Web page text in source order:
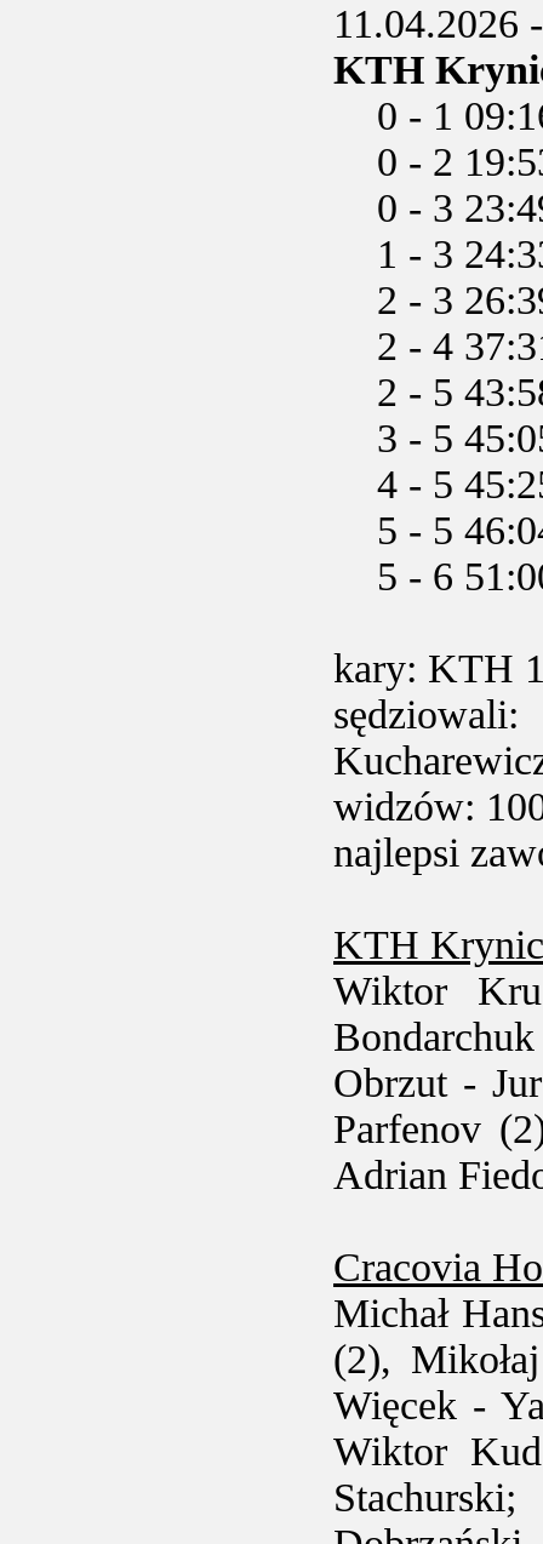
11.04.2026
KTH
0 - 1
0 - 2
0 - 3
1 - 3
2 - 3
2 - 4
2 - 5
3 - 5
4 - 5
5 - 5
5 - 6
kary: KTH
widzów:
najlepsi
KTH
Wiktor
Obrzut -
Parfenov
Adrian
Cracovia
Michał
(2),
Więcek -
Wiktor